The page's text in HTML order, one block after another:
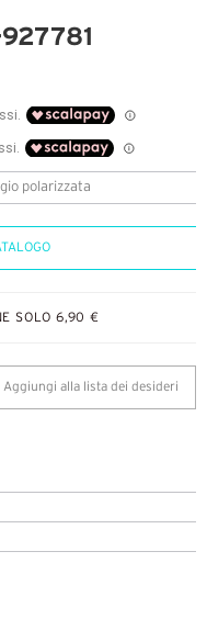
polarizzata
SOLO 6,90 €
Aggiungi alla lista dei desideri